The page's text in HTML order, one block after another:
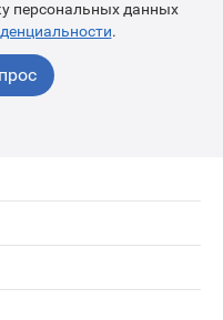
персональных данных
.